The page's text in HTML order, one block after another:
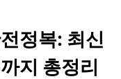
정복: 최신
지 총정리